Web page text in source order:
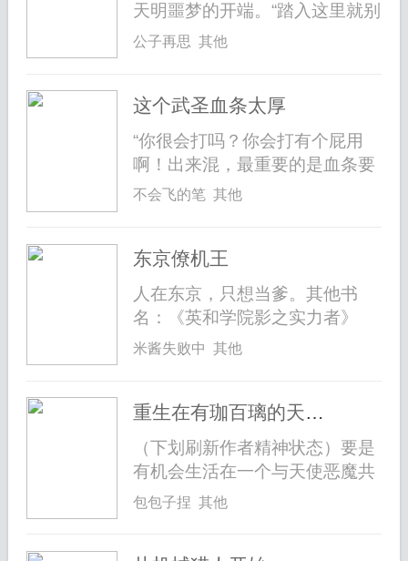
天明噩梦的开端。“踏入这里就别
想出...
公子再思 其他
这个武圣血条太厚
“你很会打吗？你会打有个屁用
啊！出来混，最重要的是血条要
厚！”...
不会飞的笔 其他
东京僚机王
人在东京，只想当爹。其他书
名：《英和学院影之实力者》
《我真没想...
米酱失败中 其他
重生在有珈百璃的天使世界
（下划刷新作者精神状态）要是
有机会生活在一个与天使恶魔共
生的完...
包包子捏 其他